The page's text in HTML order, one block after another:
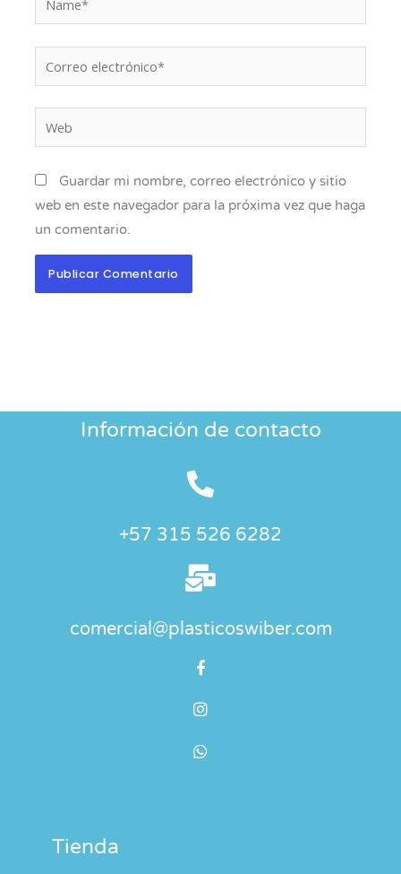
electrónico*
Guardar mi nombre, correo electrónico y sitio
web en este navegador para la próxima vez que haga
un comentario.
Información de contacto
+57 315 526 6282
comercial@plasticoswiber.com
Tienda